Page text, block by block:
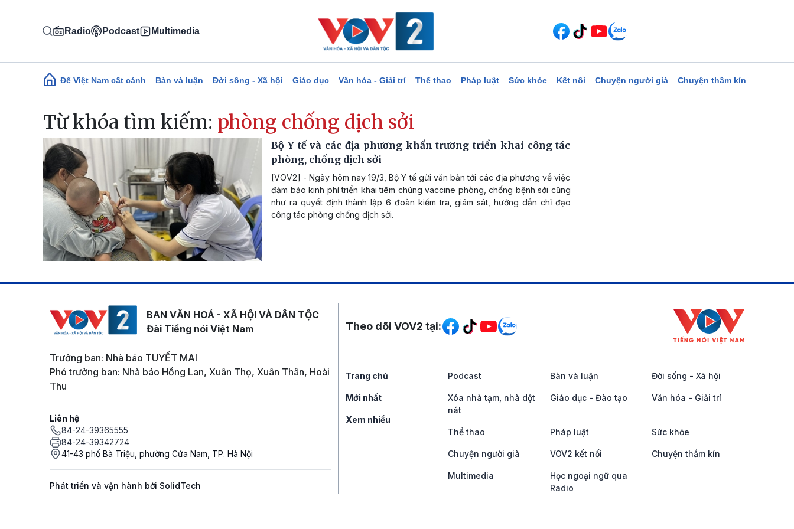
Radio Podcast Multimedia
Main navigation
Để Việt Nam cất cánh Bàn và luận Đời sống - Xã hội Giáo dục Văn hóa - Giải trí Thể thao Pháp luật Sức khỏe Kết nối Chuyện người già Chuyện thầm kín
Từ khóa tìm kiếm: phòng chống dịch sởi
Bộ Y tế và các địa phương khẩn trương triển khai công tác
phòng, chống dịch sởi
[VOV2] - Ngày hôm nay 19/3, Bộ Y tế gửi văn bản tới các địa phương về việc
đảm bảo kinh phí triển khai tiêm chủng vaccine phòng, chống bệnh sởi cũng
như ra quyết định thành lập 6 đoàn kiểm tra, giám sát, hướng dẫn chỉ đạo
công tác phòng chống dịch sởi.
BAN VĂN HOÁ - XÃ HỘI VÀ DÂN TỘC
Đài Tiếng nói Việt Nam
Trưởng ban: Nhà báo TUYẾT MAI
Phó trưởng ban: Nhà báo Hồng Lan, Xuân Thọ, Xuân Thân, Hoài
Thu
Liên hệ
84-24-39365555
84-24-39342724
41-43 phố Bà Triệu, phường Cửa Nam, TP. Hà Nội
Phát triển và vận hành bởi SolidTech
Mạng xã hội
Theo dõi VOV2 tại:
Trang chủ
Mới nhất
Xem nhiều
Podcast Bàn và luận Đời sống - Xã hội
Xóa nhà tạm, nhà dột
nát
Giáo dục - Đào tạo Văn hóa - Giải trí
Thể thao Pháp luật Sức khỏe
Chuyện người già VOV2 kết nối Chuyện thầm kín
Multimedia
Học ngoại ngữ qua
Radio